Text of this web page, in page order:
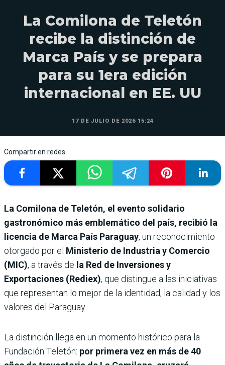
La Comilona de Teletón
recibe la distinción de
Marca País y se prepara
para su 1era edición
internacional en EE. UU
17 DE JULIO DE 2026 15:24
Compartir en redes
La Comilona de Teletón, el evento solidario
gastronómico más emblemático del país, recibió la
licencia de Marca País Paraguay, un reconocimiento
otorgado por el Ministerio de Industria y Comercio
(MIC), a través de la Red de Inversiones y
Exportaciones (Rediex), que distingue a las iniciativas
que representan lo mejor de la identidad, la calidad y los
valores del Paraguay.
La distinción llega en un momento histórico para la
Fundación Teletón: por primera vez en más de 40